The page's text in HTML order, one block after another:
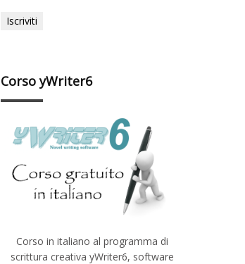
Corso yWriter6
Corso in italiano al programma di
scrittura creativa yWriter6, software